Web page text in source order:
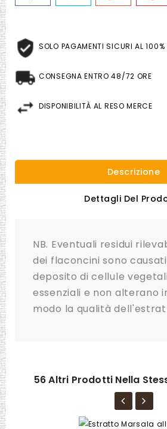
SOLO PAGAMENTI SICURI AL 100%
CONSEGNA ENTRO 48/72 ORE
DISPONIBILITÀ AL RESO MERCE
Descrizione
Dettagli Del
NB. Eventuali residui
dei flaconcini sono
deposito di cellule
essenziali e non alterano
modo la qualità
56 Altri Prodotti Nella